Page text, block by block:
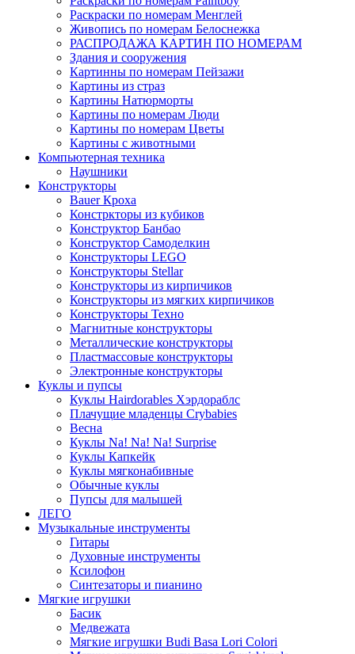
Раскраски по номерам Менглей
Живопись по номерам Белоснежка
РАСПРОДАЖА КАРТИН ПО НОМЕРАМ
Здания и сооружения
Картинны по номерам Пейзажи
Картины из страз
Картины Натюрморты
Картины по номерам Люди
Картины по номерам Цветы
Картины с животными
Компьютерная техника
Наушники
Конструкторы
Bauer Кроха
Констркторы из кубиков
Конструктор Банбао
Конструктор Самоделкин
Конструкторы LEGO
Конструкторы Stellar
Конструкторы из кирпичиков
Конструкторы из мягких кирпичиков
Конструкторы Техно
Магнитные конструкторы
Металлические конструкторы
Пластмассовые конструкторы
Электронные конструкторы
Куклы и пупсы
Куклы Hairdorables Хэрдораблс
Плачущие младенцы Crybabies
Весна
Куклы Na! Na! Na! Surprise
Куклы Капкейк
Куклы мягконабивные
Обычные куклы
Пупсы для малышей
ЛЕГО
Музыкальные инструменты
Гитары
Духовные инструменты
Ксилофон
Синтезаторы и пианино
Мягкие игрушки
Басик
Медвежата
Мягкие игрушки Budi Basa Lori Colori